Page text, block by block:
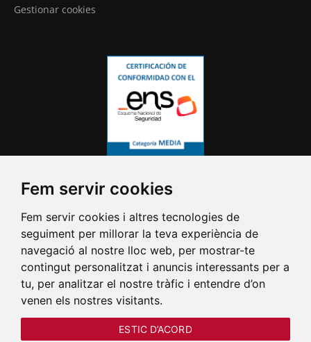
Fem servir cookies
Fem servir cookies i altres tecnologies de
seguiment per millorar la teva experiència de
navegació al nostre lloc web, per mostrar-te
contingut personalitzat i anuncis interessants per a
tu, per analitzar el nostre tràfic i entendre d’on
venen els nostres visitants.
ESTIC D’ACORD
Gestionar cookies